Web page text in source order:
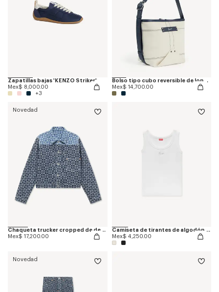
Zapatillas bajas 'KENZO Striker'
Mex$ 8,000.00
+3
Bolso tipo cubo reversible de lona y piel 'KENZO Utility'
Mex$ 14,700.00
Novedad
Chaqueta trucker cropped de denim japonés 'Kenzogram'
Mex$ 17,200.00
Camiseta de tirantes de algodón bordada 'KENZO Signature'
Mex$ 4,250.00
Novedad